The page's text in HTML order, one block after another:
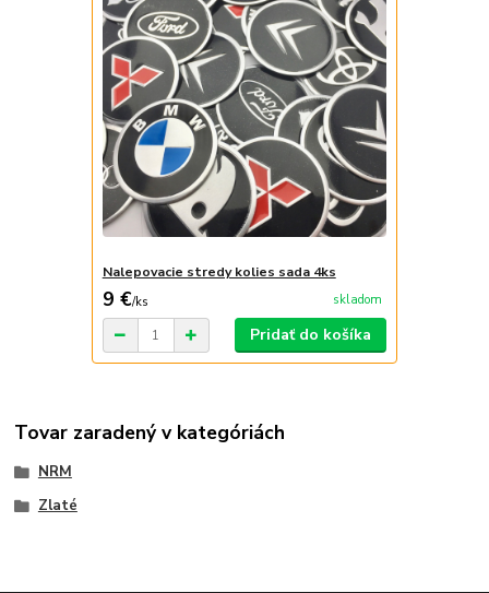
Nalepovacie stredy kolies sada 4ks
9 €/ks skladom
Pridať do košíka
Tovar zaradený v kategóriách
NRM
Zlaté